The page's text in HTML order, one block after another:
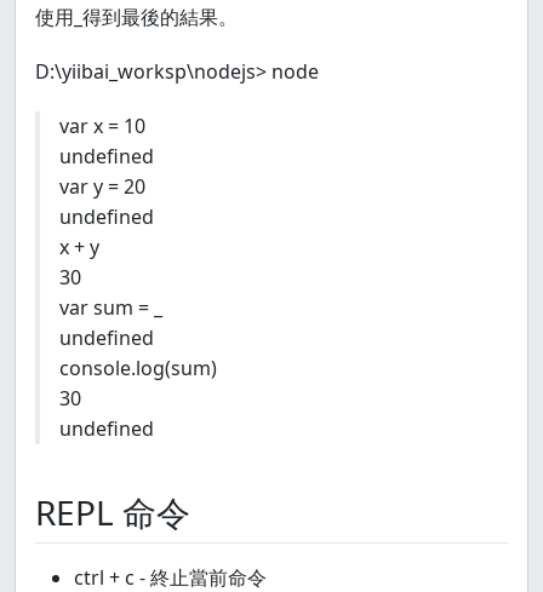
使用_得到最後的結果。
D:\yiibai_worksp\nodejs> node
var x = 10
undefined
var y = 20
undefined
x + y
30
var sum = _
undefined
console.log(sum)
30
undefined
REPL 命令
ctrl + c - 終止當前命令